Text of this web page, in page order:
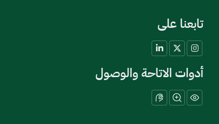
تابعنا على
أدوات الاتاحة والوصول